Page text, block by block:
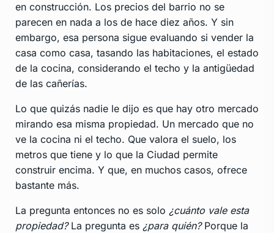
en construcción. Los precios del barrio no se
parecen en nada a los de hace diez años. Y sin
embargo, esa persona sigue evaluando si vender la
casa como casa, tasando las habitaciones, el estado
de la cocina, considerando el techo y la antigüedad
de las cañerías.
Lo que quizás nadie le dijo es que hay otro mercado
mirando esa misma propiedad. Un mercado que no
ve la cocina ni el techo. Que valora el suelo, los
metros que tiene y lo que la Ciudad permite
construir encima. Y que, en muchos casos, ofrece
bastante más.
La pregunta entonces no es solo ¿cuánto vale esta
propiedad?La pregunta es ¿para quién?Porque la